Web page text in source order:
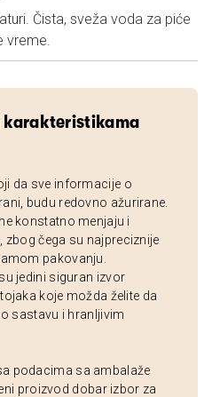
Čista, sveža voda za piće
vreme.
karakteristikama
da sve informacije o
budu redovno ažurirane.
konstatno menjaju i
čega su najpreciznije
pakovanju.
jedini siguran izvor
koje možda želite da
sastavu i hranljivim
podacima sa ambalaže
proizvod dobar izbor za